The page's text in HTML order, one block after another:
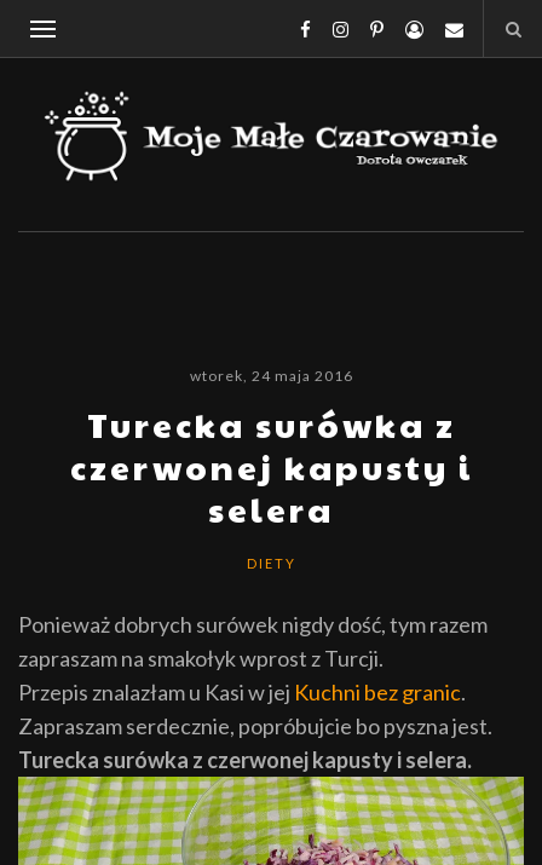
wtorek, 24 maja 2016
Turecka surówka z
czerwonej kapusty i
selera
DIETY
Ponieważ dobrych surówek nigdy dość, tym razem
zapraszam na smakołyk wprost z Turcji.
Przepis znalazłam u Kasi w jej Kuchni bez granic.
Zapraszam serdecznie, popróbujcie bo pyszna jest.
Turecka surówka z czerwonej kapusty i selera.